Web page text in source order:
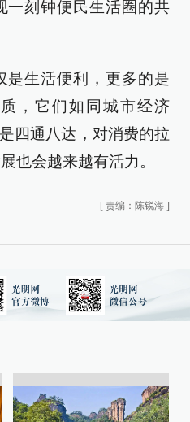
一刻钟便民生活圈的共
是生活便利，更多的是
，它们如同城市经济
四通八达，对消费的拉
也会越来越有活力。
[ 责编：陈锐海 ]